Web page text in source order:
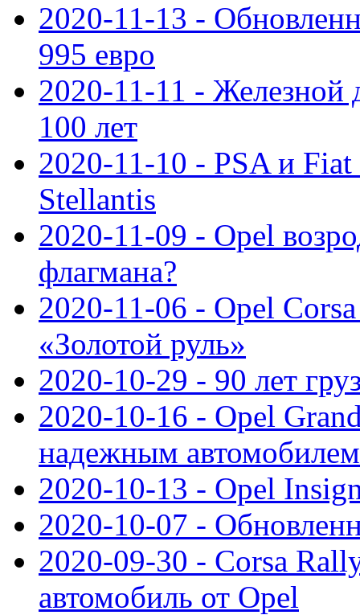
2020-11-13 -
995 евро
2020-11-11 - Железной
100 лет
2020-11-10 - PSA и Fiat
Stellantis
2020-11-09 - Opel
флагмана?
2020-11-06 - Opel
«Золотой руль»
2020-10-29 - 90 лет
2020-10-16 - Opel
надежным автомобилем
2020-10-13 - Opel
2020-10-07 -
2020-09-30 - Corsa
автомобиль от Opel